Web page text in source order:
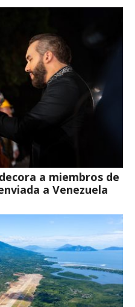
a miembros de
a Venezuela